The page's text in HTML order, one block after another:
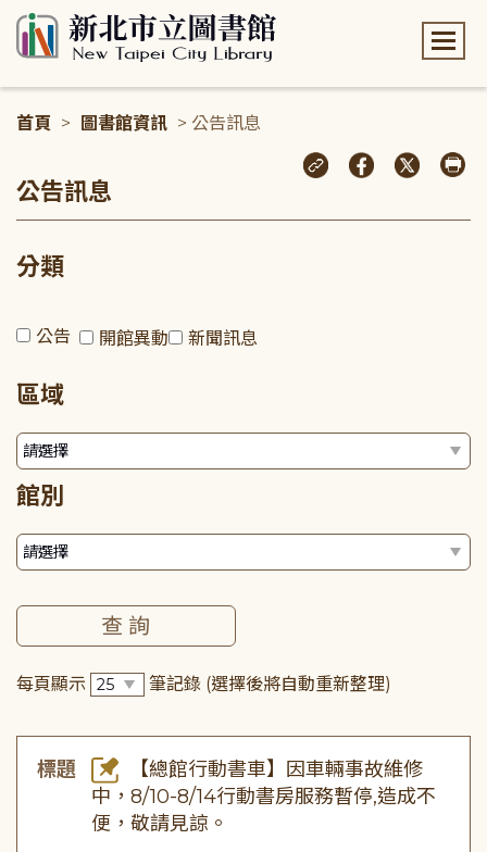
首頁 > 圖書館資訊 > 公告訊息
公告訊息
分類
公告 開館異動 新聞訊息
區域
館別
每頁顯示 筆記錄 (選擇後將自動重新整理)
標題
【總館行動書車】因車輛事故維修
中，8/10-8/14行動書房服務暫停,造成不
便，敬請見諒。